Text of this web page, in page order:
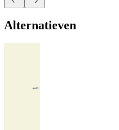
Alternatieven